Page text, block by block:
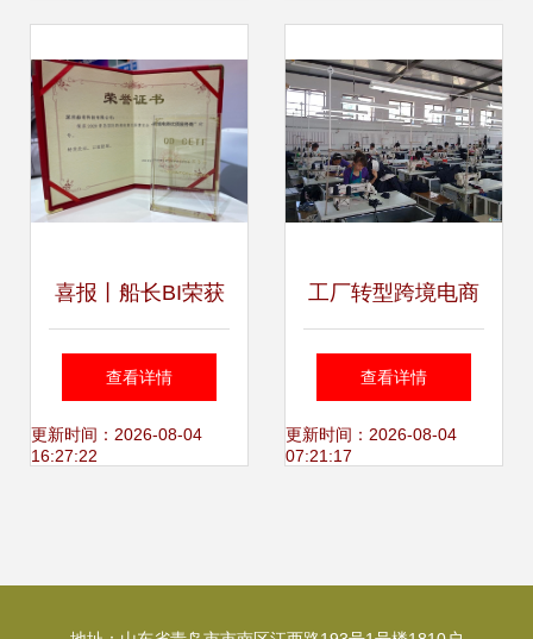
振兴
喜报丨船长BI荣获
2020青岛跨交
会“跨境电商优质服
查看详情
更新时间：2026-08-04
16:27:22
工厂转型跨境电商
借助电子商务技术
服务实现逆袭
查看详情
更新时间：2026-08-04
07:21:17